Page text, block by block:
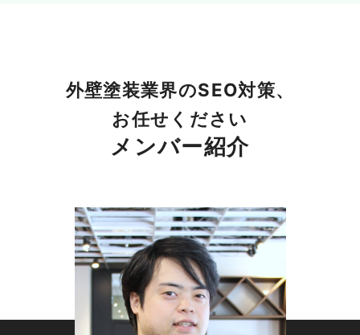
「外壁が劣化してきた」「そろそろ塗り替えた
や看板を見ても、最終的な業者選びの判断は
WEB上の情報で行われるのが一般的です。つま
り検索結果に自社が表示されなければ、検討段階
で候補にすら入れません。スマホ検索への最適化
は、現代の外壁塗装集客における出発点といえま
す。
外壁塗装業界のSEO対策、
お任せください
メンバー紹介